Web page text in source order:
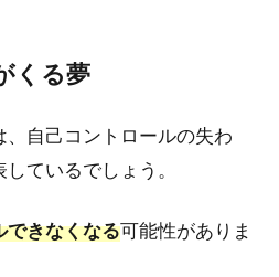
くる夢
自己コントロールの失わ
ているでしょう。
できなくなる可能性がありま